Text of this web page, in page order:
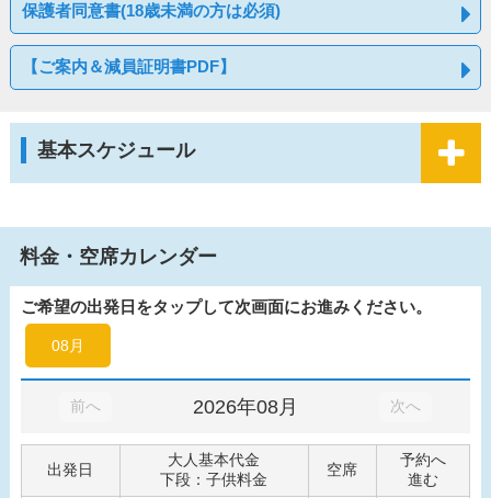
保護者同意書(18歳未満の方は必須)
【ご案内＆減員証明書PDF】
基本スケジュール
料金・空席カレンダー
ご希望の出発日をタップして次画面にお進みください。
08月
前へ 2026年08月 次へ
出発日
大人基本代金
下段：子供料金
空席
予約へ
進む